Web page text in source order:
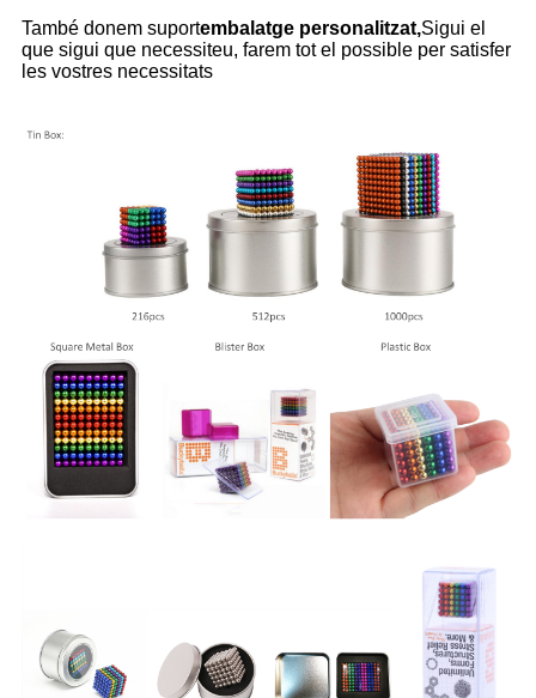
També donem suportembalatge personalitzat,Sigui el
que sigui que necessiteu, farem tot el possible per satisfer
les vostres necessitats